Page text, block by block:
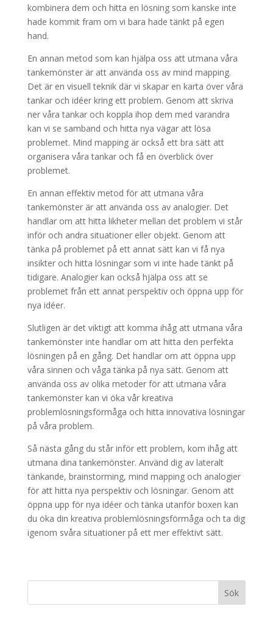
kombinera dem och hitta en lösning som kanske inte
hade kommit fram om vi bara hade tänkt på egen
hand.
En annan metod som kan hjälpa oss att utmana våra
tankemönster är att använda oss av mind mapping.
Det är en visuell teknik där vi skapar en karta över våra
tankar och idéer kring ett problem. Genom att skriva
ner våra tankar och koppla ihop dem med varandra
kan vi se samband och hitta nya vägar att lösa
problemet. Mind mapping är också ett bra sätt att
organisera våra tankar och få en överblick över
problemet.
En annan effektiv metod för att utmana våra
tankemönster är att använda oss av analogier. Det
handlar om att hitta likheter mellan det problem vi står
inför och andra situationer eller objekt. Genom att
tänka på problemet på ett annat sätt kan vi få nya
insikter och hitta lösningar som vi inte hade tänkt på
tidigare. Analogier kan också hjälpa oss att se
problemet från ett annat perspektiv och öppna upp för
nya idéer.
Slutligen är det viktigt att komma ihåg att utmana våra
tankemönster inte handlar om att hitta den perfekta
lösningen på en gång. Det handlar om att öppna upp
våra sinnen och våga tänka på nya sätt. Genom att
använda oss av olika metoder för att utmana våra
tankemönster kan vi öka vår kreativa
problemlösningsförmåga och hitta innovativa lösningar
på våra problem.
Så nästa gång du står inför ett problem, kom ihåg att
utmana dina tankemönster. Använd dig av lateralt
tänkande, brainstorming, mind mapping och analogier
för att hitta nya perspektiv och lösningar. Genom att
öppna upp för nya idéer och tänka utanför boxen kan
du öka din kreativa problemlösningsförmåga och ta dig
igenom svåra situationer på ett mer effektivt sätt.
Sök